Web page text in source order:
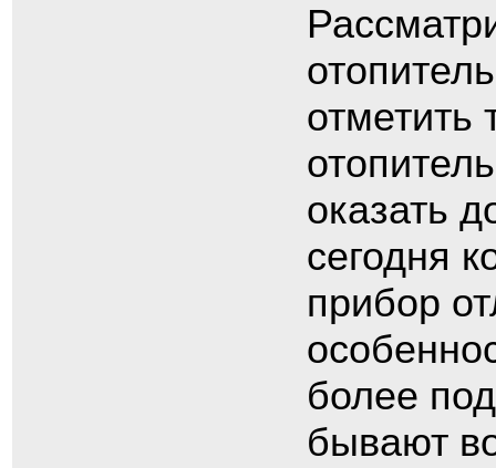
отметить
оказать
сегодня
прибор
более
бывают